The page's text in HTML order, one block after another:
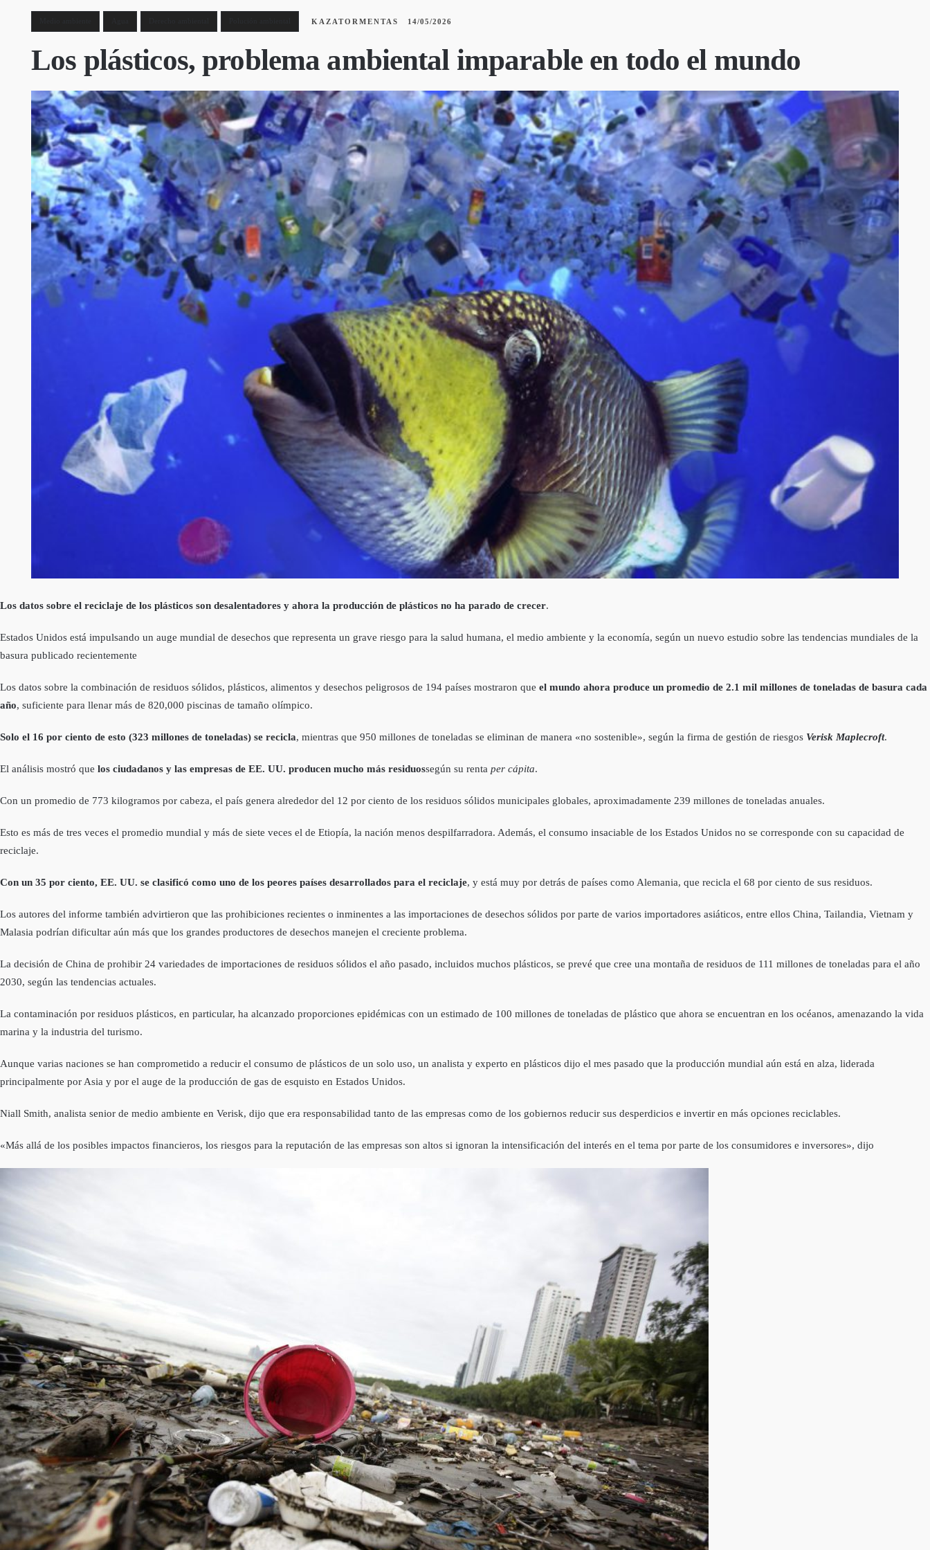
KAZATORMENTAS 14/05/2026
Los plásticos, problema ambiental imparable en todo el mundo
Los datos sobre el reciclaje de los plásticos son desalentadores y ahora la producción de plásticos no ha parado de crecer.
Estados Unidos está impulsando un auge mundial de desechos que representa un grave riesgo para la salud humana, el medio ambiente y la economía, según un nuevo estudio sobre las tendencias mundiales de la
basura publicado recientemente
Los datos sobre la combinación de residuos sólidos, plásticos, alimentos y desechos peligrosos de 194 países mostraron que el mundo ahora produce un promedio de 2.1 mil millones de toneladas de basura cada
año, suficiente para llenar más de 820,000 piscinas de tamaño olímpico.
Solo el 16 por ciento de esto (323 millones de toneladas) se recicla, mientras que 950 millones de toneladas se eliminan de manera «no sostenible», según la firma de gestión de riesgos Verisk Maplecroft.
El análisis mostró que los ciudadanos y las empresas de EE. UU. producen mucho más residuossegún su renta per cápita.
Con un promedio de 773 kilogramos por cabeza, el país genera alrededor del 12 por ciento de los residuos sólidos municipales globales, aproximadamente 239 millones de toneladas anuales.
Esto es más de tres veces el promedio mundial y más de siete veces el de Etiopía, la nación menos despilfarradora. Además, el consumo insaciable de los Estados Unidos no se corresponde con su capacidad de
reciclaje.
Con un 35 por ciento, EE. UU. se clasificó como uno de los peores países desarrollados para el reciclaje, y está muy por detrás de países como Alemania, que recicla el 68 por ciento de sus residuos.
Los autores del informe también advirtieron que las prohibiciones recientes o inminentes a las importaciones de desechos sólidos por parte de varios importadores asiáticos, entre ellos China, Tailandia, Vietnam y
Malasia podrían dificultar aún más que los grandes productores de desechos manejen el creciente problema.
La decisión de China de prohibir 24 variedades de importaciones de residuos sólidos el año pasado, incluidos muchos plásticos, se prevé que cree una montaña de residuos de 111 millones de toneladas para el año
2030, según las tendencias actuales.
La contaminación por residuos plásticos, en particular, ha alcanzado proporciones epidémicas con un estimado de 100 millones de toneladas de plástico que ahora se encuentran en los océanos, amenazando la vida
marina y la industria del turismo.
Aunque varias naciones se han comprometido a reducir el consumo de plásticos de un solo uso, un analista y experto en plásticos dijo el mes pasado que la producción mundial aún está en alza, liderada
principalmente por Asia y por el auge de la producción de gas de esquisto en Estados Unidos.
Niall Smith, analista senior de medio ambiente en Verisk, dijo que era responsabilidad tanto de las empresas como de los gobiernos reducir sus desperdicios e invertir en más opciones reciclables.
«Más allá de los posibles impactos financieros, los riesgos para la reputación de las empresas son altos si ignoran la intensificación del interés en el tema por parte de los consumidores e inversores», dijo